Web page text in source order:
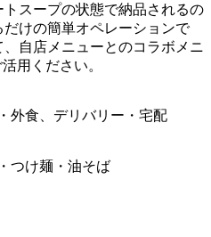
スープの状態で納品されるの
けの簡単オペレーションで
自店メニューとのコラボメニ
用ください。
外食、デリバリー・宅配
つけ麺・油そば